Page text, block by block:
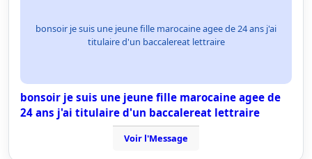
bonsoir je suis une jeune fille marocaine agee de 24 ans j'ai
titulaire d'un baccalereat lettraire
bonsoir je suis une jeune fille marocaine agee de
24 ans j'ai titulaire d'un baccalereat lettraire
Voir l'Message